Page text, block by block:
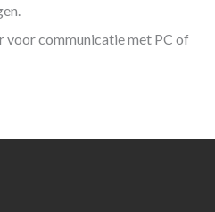
voor communicatie met PC of